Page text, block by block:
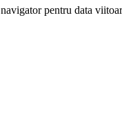
pentru data